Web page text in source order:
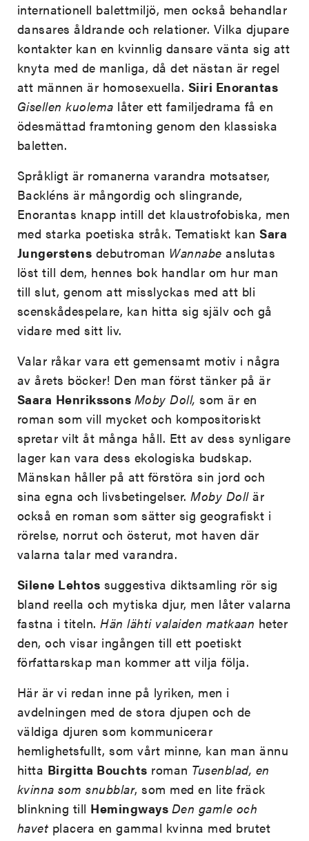
internationell balettmiljö, men också behandlar
dansares åldrande och relationer. Vilka djupare
kontakter kan en kvinnlig dansare vänta sig att
knyta med de manliga, då det nästan är regel
att männen är homosexuella. Siiri Enorantas
Gisellen kuolema låter ett familjedrama få en
ödesmättad framtoning genom den klassiska
baletten.
Språkligt är romanerna varandra motsatser,
Backléns är mångordig och slingrande,
Enorantas knapp intill det klaustrofobiska, men
med starka poetiska stråk. Tematiskt kanSara
Jungerstens debutroman Wannabe anslutas
löst till dem, hennes bok handlar om hur man
till slut, genom att misslyckas med att bli
scenskådespelare, kan hitta sig själv och gå
vidare med sitt liv.
Valar råkar vara ett gemensamt motiv i några
av årets böcker! Den man först tänker på är
Saara Henrikssons Moby Doll, som är en
roman som vill mycket och kompositoriskt
spretar vilt åt många håll. Ett av dess synligare
lager kan vara dess ekologiska budskap.
Mänskan håller på att förstöra sin jord och
sina egna och livsbetingelser.Moby Dollär
också en roman som sätter sig geografiskt i
rörelse, norrut och österut, mot haven där
valarna talar med varandra.
Silene Lehtos suggestiva diktsamling rör sig
bland reella och mytiska djur, men låter valarna
fastna i titeln.Hän lähti valaiden matkaan heter
den, och visar ingången till ett poetiskt
författarskap man kommer att vilja följa.
Här är vi redan inne på lyriken, men i
avdelningen med de stora djupen och de
väldiga djuren som kommunicerar
hemlighetsfullt, som vårt minne, kan man ännu
hitta Birgitta Bouchts roman Tusenblad, en
kvinna som snubblar, som med en lite fräck
blinkning till Hemingways Den gamle och
havet placera en gammal kvinna med brutet